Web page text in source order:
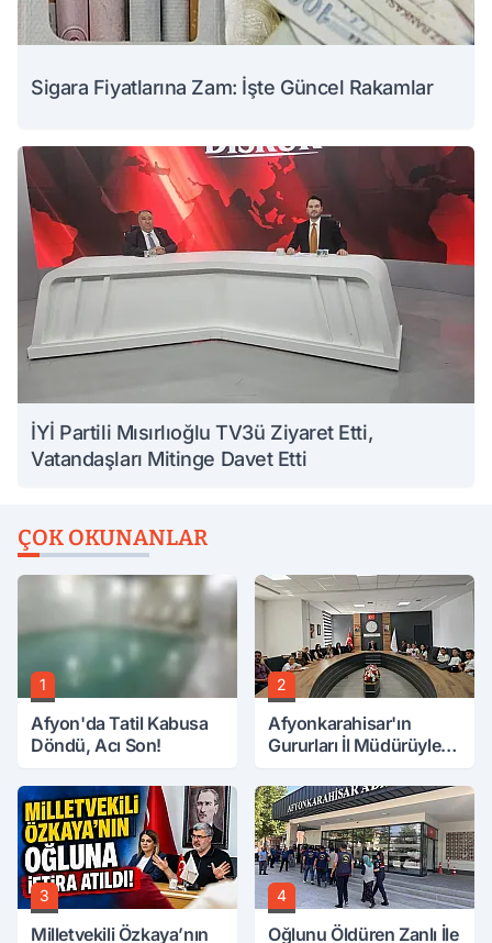
Sigara Fiyatlarına Zam: İşte Güncel Rakamlar
İYİ Partili Mısırlıoğlu TV3ü Ziyaret Etti,
Vatandaşları Mitinge Davet Etti
ÇOK OKUNANLAR
1
Afyon'da Tatil Kabusa
Döndü, Acı Son!
2
Afyonkarahisar'ın
Gururları İl Müdürüyle
3
Milletvekili Özkaya’nın
4
Oğlunu Öldüren Zanlı İle